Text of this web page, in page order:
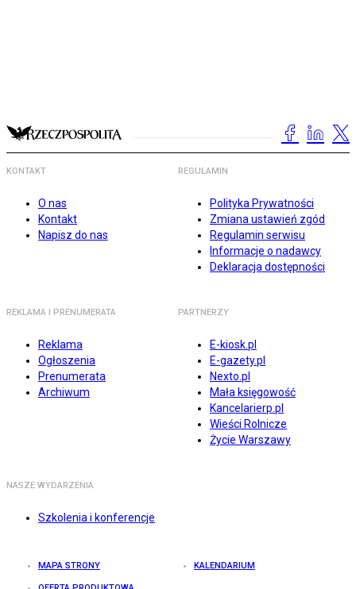
KONTAKT
O nas
Kontakt
Napisz do nas
REGULAMIN
Polityka Prywatności
Zmiana ustawień zgód
Regulamin serwisu
Informacje o nadawcy
Deklaracja dostępności
REKLAMA I PRENUMERATA
Reklama
Ogłoszenia
Prenumerata
Archiwum
PARTNERZY
E-kiosk.pl
E-gazety.pl
Nexto.pl
Mała księgowość
Kancelarierp.pl
Wieści Rolnicze
Życie Warszawy
NASZE WYDARZENIA
Szkolenia i konferencje
MAPA STRONY KALENDARIUM